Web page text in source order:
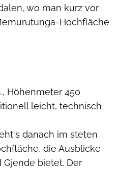
wo man kurz vor
Hochfläche
Höhenmeter 450
leicht, technisch
danach im steten
die Ausblicke
bietet. Der